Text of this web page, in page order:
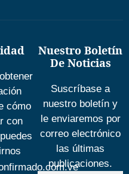
cómo
con
Nuestro Boletín
De Noticias
Suscríbase a
nuestro boletín y
le enviaremos por
correo electrónico
las últimas
publicaciones.